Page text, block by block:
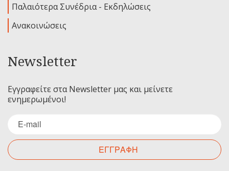
Παλαιότερα Συνέδρια - Εκδηλώσεις
Ανακοινώσεις
Newsletter
Εγγραφείτε στα Newsletter μας και μείνετε
ενημερωμένοι!
ΕΓΓΡΑΦΗ